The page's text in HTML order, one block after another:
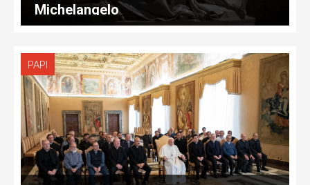
Michelangelo
PAPI